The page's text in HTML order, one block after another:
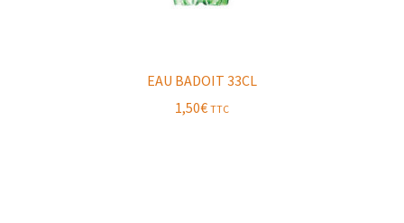
EAU BADOIT 33CL
1,50€ TTC